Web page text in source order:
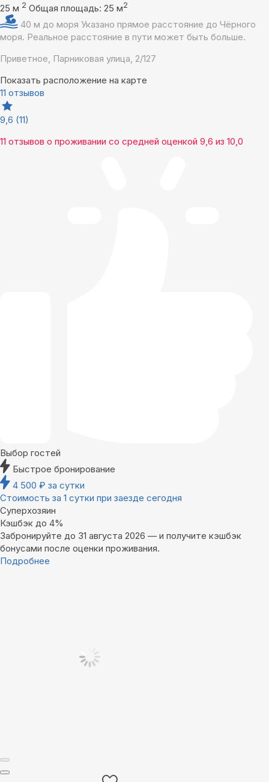
25 м 2 Общая площадь: 25 м2
40 м до моря Указано прямое расстояние до Чёрного
моря. Реальное расстояние в пути может быть больше.
Приветное, Парниковая улица, 2/127
Показать расположение на карте
11 отзывов
9,6 (11)
11 отзывов о проживании со средней оценкой 9,6 из 10,0
Выбор гостей
Быстрое бронирование
4 500 ₽ за сутки
Стоимость за 1 сутки при заезде сегодня
Суперхозяин
Кэшбэк до 4%
Забронируйте до 31 августа 2026 — и получите кэшбэк
бонусами после оценки проживания.
Подробнее